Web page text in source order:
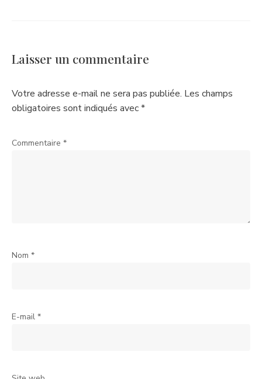
Laisser un commentaire
Votre adresse e-mail ne sera pas publiée. Les champs
obligatoires sont indiqués avec*
Commentaire *
Nom *
E-mail *